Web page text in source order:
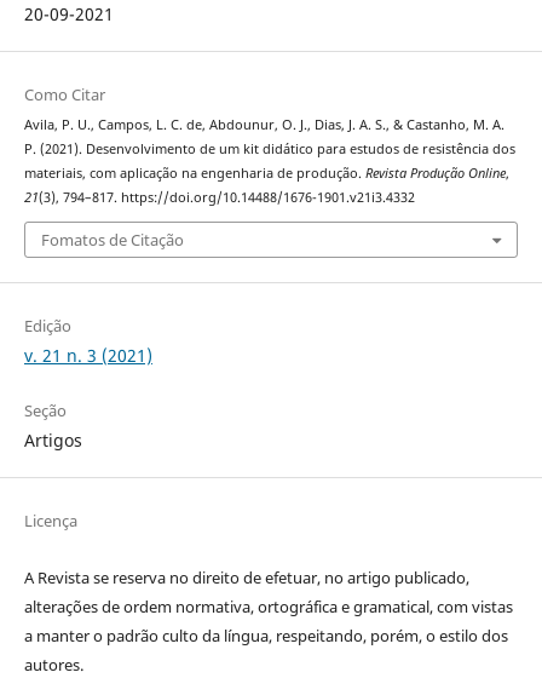
20-09-2021
Como Citar
Avila, P. U., Campos, L. C. de, Abdounur, O. J., Dias, J. A. S., & Castanho, M. A.
P. (2021). Desenvolvimento de um kit didático para estudos de resistência dos
materiais, com aplicação na engenharia de produção. Revista Produção Online,
21(3), 794–817. https://doi.org/10.14488/1676-1901.v21i3.4332
Fomatos de Citação
Edição
v. 21 n. 3 (2021)
Seção
Artigos
Licença
A Revista se reserva no direito de efetuar, no artigo publicado,
alterações de ordem normativa, ortográfica e gramatical, com vistas
a manter o padrão culto da língua, respeitando, porém, o estilo dos
autores.